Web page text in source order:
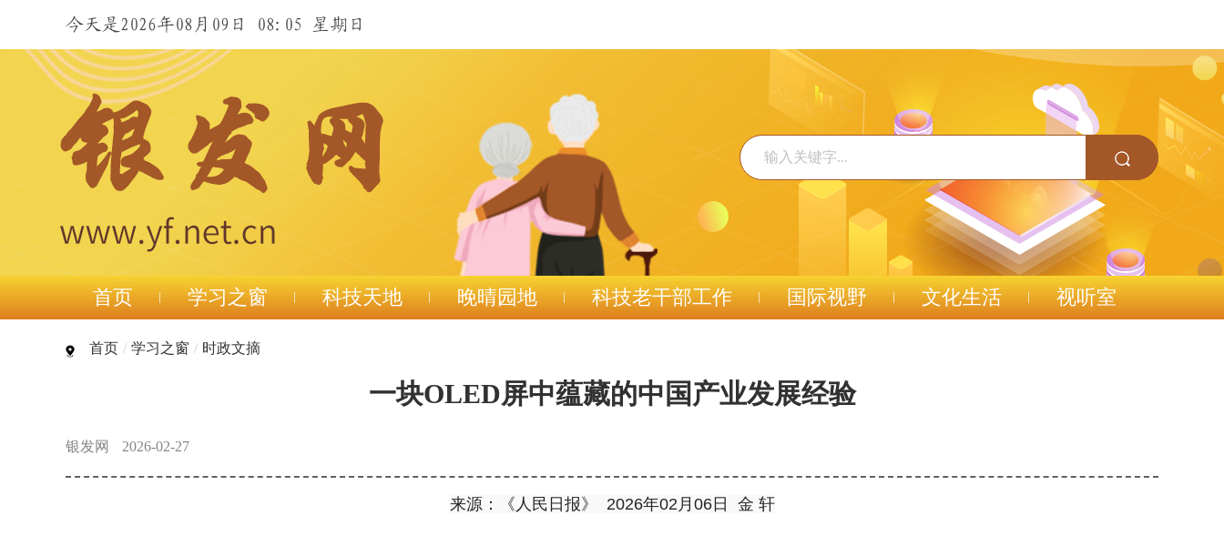
今天是2026年08月09日 08:05 星期日
首页 学习之窗 科技天地 晚晴园地 科技老干部工作 国际视野 文化生活 视听室
首页 / 学习之窗 / 时政文摘
一块OLED屏中蕴藏的中国产业发展经验
银发网 2026-02-27
来源：《人民日报》 2026年02月06日 金 轩